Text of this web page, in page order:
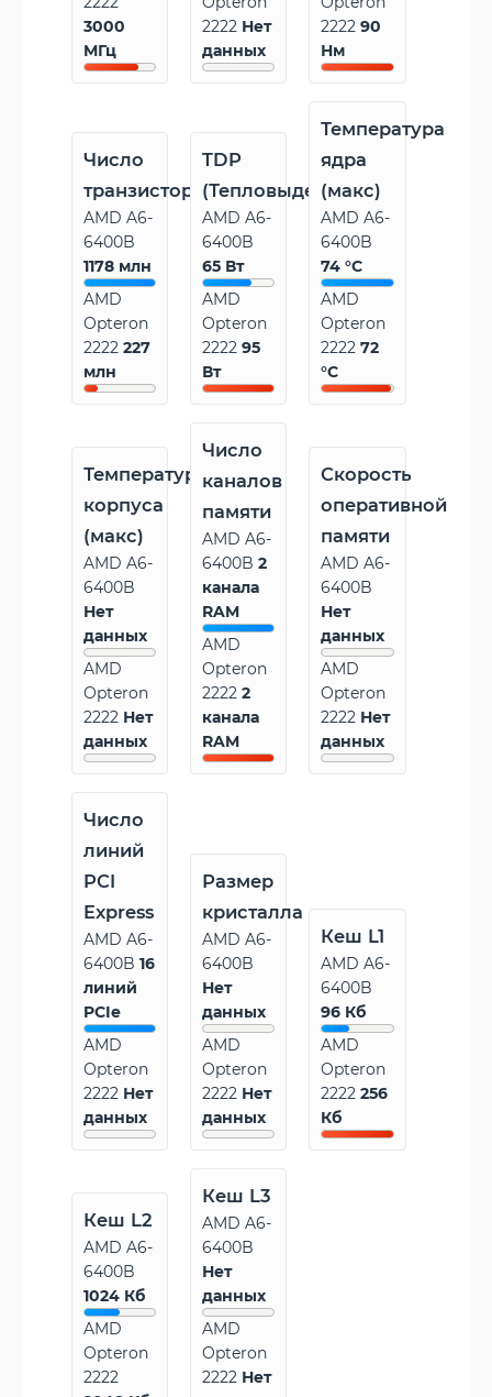
3000
МГц
2222 Нет
данных
222290
Нм
Число
транзисторов
AMD A6-
6400B
1178 млн
AMD
Opteron
2222 227
млн
TDP
(Тепловыделение)
AMD A6-
6400B
65 Вт
AMD
Opteron
222295
Вт
Температура
ядра
(макс)
AMD A6-
6400B
74 °C
AMD
Opteron
222272
°C
Температура
корпуса
(макс)
AMD A6-
6400B
Нет
данных
AMD
Opteron
2222 Нет
данных
Число
каналов
памяти
AMD A6-
6400B2
канала
RAM
AMD
Opteron
22222
канала
RAM
Скорость
оперативной
памяти
AMD A6-
6400B
Нет
данных
AMD
Opteron
2222 Нет
данных
Число
линий
PCI
Express
AMD A6-
6400B 16
линий
PCIe
AMD
Opteron
2222 Нет
данных
Размер
кристалла
AMD A6-
6400B
Нет
данных
AMD
Opteron
2222 Нет
данных
Кеш L1
AMD A6-
6400B
96 Кб
AMD
Opteron
2222256
Кб
Кеш L2
AMD A6-
6400B
1024 Кб
AMD
Opteron
2222
Кеш L3
AMD A6-
6400B
Нет
данных
AMD
Opteron
2222 Нет